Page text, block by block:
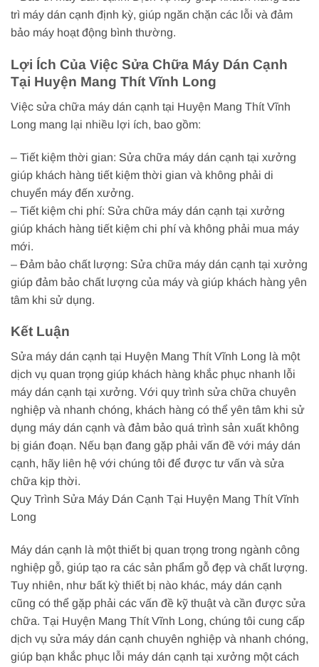
trì máy dán cạnh định kỳ, giúp ngăn chặn các lỗi và đảm
bảo máy hoạt động bình thường.
Lợi Ích Của Việc Sửa Chữa Máy Dán Cạnh
Tại Huyện Mang Thít Vĩnh Long
Việc sửa chữa máy dán cạnh tại Huyện Mang Thít Vĩnh
Long mang lại nhiều lợi ích, bao gồm:
– Tiết kiệm thời gian: Sửa chữa máy dán cạnh tại xưởng
giúp khách hàng tiết kiệm thời gian và không phải di
chuyển máy đến xưởng.
– Tiết kiệm chi phí: Sửa chữa máy dán cạnh tại xưởng
giúp khách hàng tiết kiệm chi phí và không phải mua máy
mới.
– Đảm bảo chất lượng: Sửa chữa máy dán cạnh tại xưởng
giúp đảm bảo chất lượng của máy và giúp khách hàng yên
tâm khi sử dụng.
Kết Luận
Sửa máy dán cạnh tại Huyện Mang Thít Vĩnh Long là một
dịch vụ quan trọng giúp khách hàng khắc phục nhanh lỗi
máy dán cạnh tại xưởng. Với quy trình sửa chữa chuyên
nghiệp và nhanh chóng, khách hàng có thể yên tâm khi sử
dụng máy dán cạnh và đảm bảo quá trình sản xuất không
bị gián đoạn. Nếu bạn đang gặp phải vấn đề với máy dán
cạnh, hãy liên hệ với chúng tôi để được tư vấn và sửa
chữa kịp thời.
Quy Trình Sửa Máy Dán Cạnh Tại Huyện Mang Thít Vĩnh
Long
Máy dán cạnh là một thiết bị quan trọng trong ngành công
nghiệp gỗ, giúp tạo ra các sản phẩm gỗ đẹp và chất lượng.
Tuy nhiên, như bất kỳ thiết bị nào khác, máy dán cạnh
cũng có thể gặp phải các vấn đề kỹ thuật và cần được sửa
chữa. Tại Huyện Mang Thít Vĩnh Long, chúng tôi cung cấp
dịch vụ sửa máy dán cạnh chuyên nghiệp và nhanh chóng,
giúp bạn khắc phục lỗi máy dán cạnh tại xưởng một cách